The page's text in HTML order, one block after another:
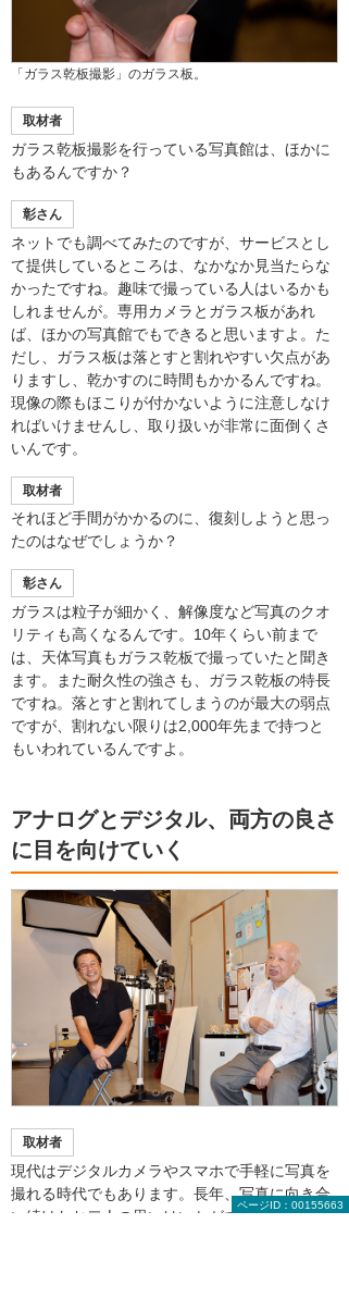
「ガラス乾板撮影」のガラス板。
取材者
ガラス乾板撮影を行っている写真館は、ほかに
もあるんですか？
彰さん
ネットでも調べてみたのですが、サービスとし
て提供しているところは、なかなか見当たらな
かったですね。趣味で撮っている人はいるかも
しれませんが。専用カメラとガラス板があれ
ば、ほかの写真館でもできると思いますよ。た
だし、ガラス板は落とすと割れやすい欠点があ
りますし、乾かすのに時間もかかるんですね。
現像の際もほこりが付かないように注意しなけ
ればいけませんし、取り扱いが非常に面倒くさ
いんです。
取材者
それほど手間がかかるのに、復刻しようと思っ
たのはなぜでしょうか？
彰さん
ガラスは粒子が細かく、解像度など写真のクオ
リティも高くなるんです。10年くらい前まで
は、天体写真もガラス乾板で撮っていたと聞き
ます。また耐久性の強さも、ガラス乾板の特長
ですね。落とすと割れてしまうのが最大の弱点
ですが、割れない限りは2,000年先まで持つと
もいわれているんですよ。
アナログとデジタル、両方の良さ
に目を向けていく
取材者
現代はデジタルカメラやスマホで手軽に写真を
撮れる時代でもあります。長年、写真に向き合
い続けたお二人の思いはいかがでしょうか。
ページID：00155663